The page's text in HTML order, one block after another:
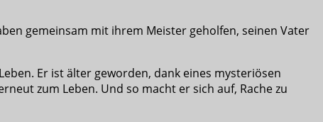
gemeinsam mit ihrem Meister geholfen, seinen Vater
Er ist älter geworden, dank eines mysteriösen
zum Leben. Und so macht er sich auf, Rache zu